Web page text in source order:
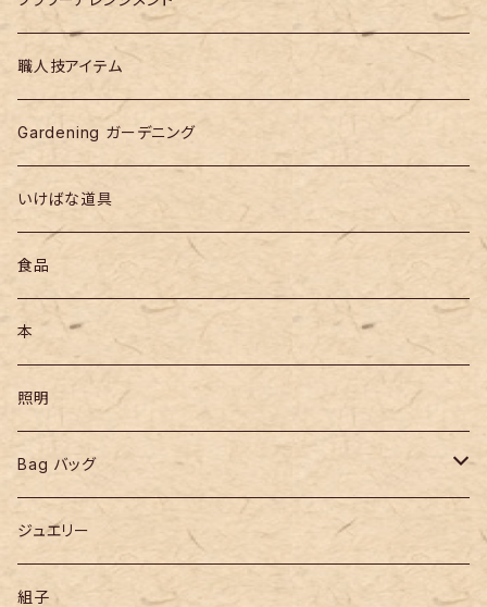
職人技アイテム
Gardening ガーデニング
いけばな道具
食品
本
照明
Bag バッグ
リュックサック
ジュエリー
組子